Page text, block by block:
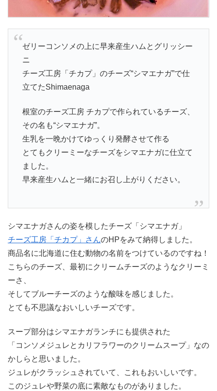
ゼリーコンソメの上に早来産生ハムとグリッシー
ニ
チーズ工房「チカプ」のチーズ“シマエナガ”で仕
立てたShimaenaga
根室のチーズ工房 チカプで作られているチーズ、
その名も“シマエナガ”。
生乳を一晩かけてゆっくり発酵させて作る
とてもクリーミーなチーズをシマエナガに仕立て
ました。
早来産生ハムと一緒にお召し上がりください。
シマエナガさんの姿を模したチーズ「シマエナガ」
チーズ工房「チカプ」さんのHPをみて納得しました。
商品名に北海道に住む動物の名前をつけているのですね！
こちらのチーズ、最初にクリームチーズのようなクリーミ
ーさ、
そしてブルーチーズのような酸味を感じました。
とても不思議なおいしいチーズです。
スープ部分はシマエナガランチにも提供された
「コンソメジュレとカリフラワーのクリームスープ」なの
かしらと思いました。
ジュレがクラッシュされていて、これもおいしいです。
このジュレや野菜の底に素敵なものがありました。